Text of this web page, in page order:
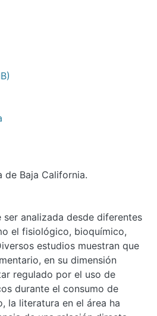
de Baja California.
ser analizada desde diferentes
el fisiológico, bioquímico,
estudios muestran que
en su dimensión
regulado por el uso de
durante el consumo de
la literatura en el área ha